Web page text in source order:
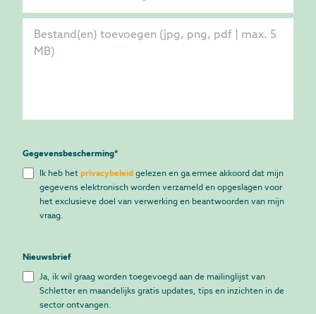
Gegevensbescherming*
Ik heb het privacybeleid gelezen en ga ermee akkoord dat mijn
gegevens elektronisch worden verzameld en opgeslagen voor
het exclusieve doel van verwerking en beantwoorden van mijn
vraag.
Nieuwsbrief
Ja, ik wil graag worden toegevoegd aan de mailinglijst van
Schletter en maandelijks gratis updates, tips en inzichten in de
sector ontvangen.